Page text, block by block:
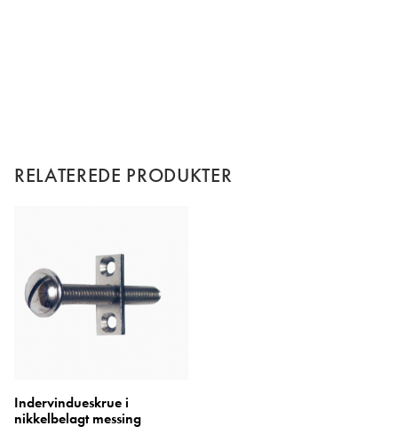
RELATEREDE PRODUKTER
Indervindueskrue i
nikkelbelagt messing